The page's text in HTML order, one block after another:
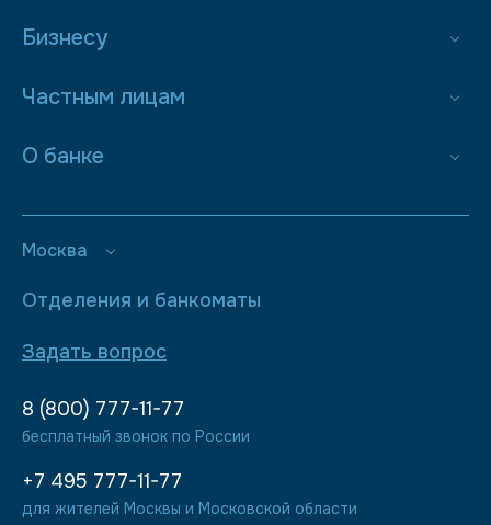
Бизнесу
Частным лицам
О банке
Москва
Отделения и банкоматы
Задать вопрос
8 (800) 777-11-77
бесплатный звонок по России
+7 495 777-11-77
для жителей Москвы и Московской области